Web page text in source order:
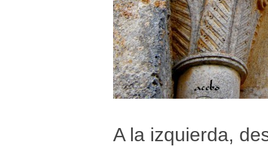
A la izquierda,